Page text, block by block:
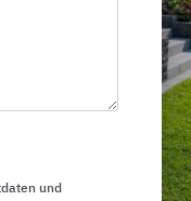
und